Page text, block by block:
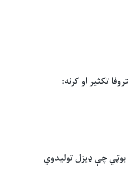
تكثير او كرنه: